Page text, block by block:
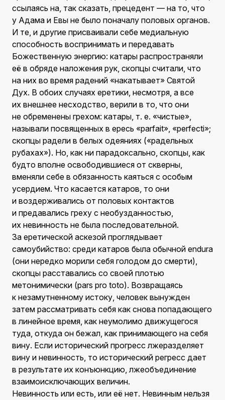
ссылаясь на, так сказать, прецедент — на то, что
у Адама и Евы не было поначалу половых органов.
И те, и другие присваивали себе медиальную
способность воспринимать и передавать
Божественную энергию: катары распространяли
её в обряде наложения рук, скопцы считали, что
на них во время радений «накатывает» Святой
Дух. В обоих случаях еретики, несмотря, а все
их внешнее несходство, верили в то, что они
не обременены грехом: катары, т. е. «чистые»,
называли посвященных в ересь «parfait», «perfecti»;
скопцы радели в белых одеяниях («радельных
рубахах»). Но, как ни парадоксально, скопцы, как
будто вполне освободившиеся от скверны,
вменяли себе в обязанность каяться с особым
усердием. Что касается катаров, то они
и воздерживались от половых контактов
и предавались греху с необузданностью,
их невинность не была последовательной.
За еретической аскезой проглядывает
самоубийство: среди катаров была обычной endura
(они нередко морили себя голодом до смерти),
скопцы расставались со своей плотью
метонимически (pars pro toto). Возвращаясь
к незамутненному истоку, человек вынужден
затем рассматривать себя как снова попадающего
в линейное время, как неумолимо движущегося
туда, откуда он бежал, как принимающего на себя
вину. Если исторический прогресс лжеразделяет
вину и невинность, то исторический регресс дает
в результате их конъюнкцию, лжеобъединение
взаимоисключающих величин.
Невинность или есть, или её нет. Невинным нельзя